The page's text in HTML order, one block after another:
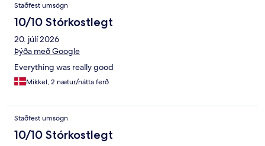
Staðfest umsögn
10/10 Stórkostlegt
20. júlí 2026
Þýða með Google
Everything was really good
Mikkel, 2 nætur/nátta ferð
Staðfest umsögn
10/10 Stórkostlegt